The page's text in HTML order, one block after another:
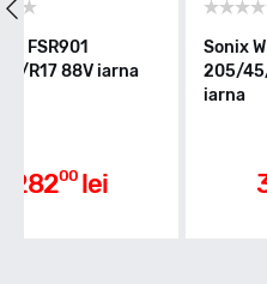
Aderenta pe carosabil ud
Sonix WINTER XPRO 888
205/45/R17 88V XL